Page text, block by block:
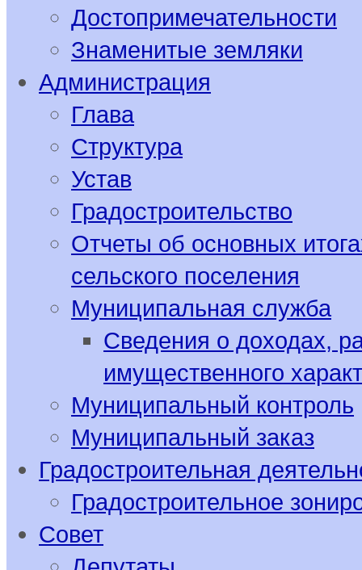
Достопримечательности
Знаменитые земляки
Администрация
Глава
Структура
Устав
Градостроительство
Отчеты об основных
сельского поселения
Муниципальная служба
Сведения о доходах,
имущественного
Муниципальный контроль
Муниципальный заказ
Градостроительная
Градостроительное
Совет